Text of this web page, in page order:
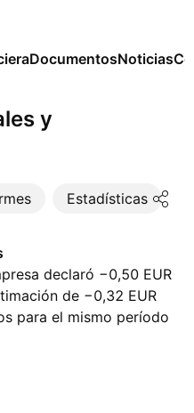
DocumentosNoticias
y
Estadísticas
declaró −0,50 EUR
de −0,32 EUR
para el mismo período
los analistas